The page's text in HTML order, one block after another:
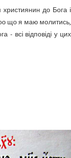
до Бога і
що я маю молитись,
всі відповіді у цих